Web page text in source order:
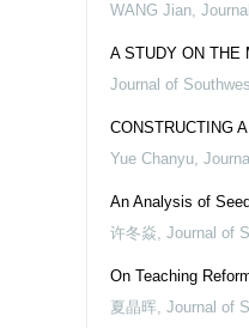
WANG Jian,
A STUDY ON THE
Journal of
CONSTRUCTING
Yue Chanyu,
An Analysis of
许冬焱, Journal of
On Teaching
夏晶晖, Journal of